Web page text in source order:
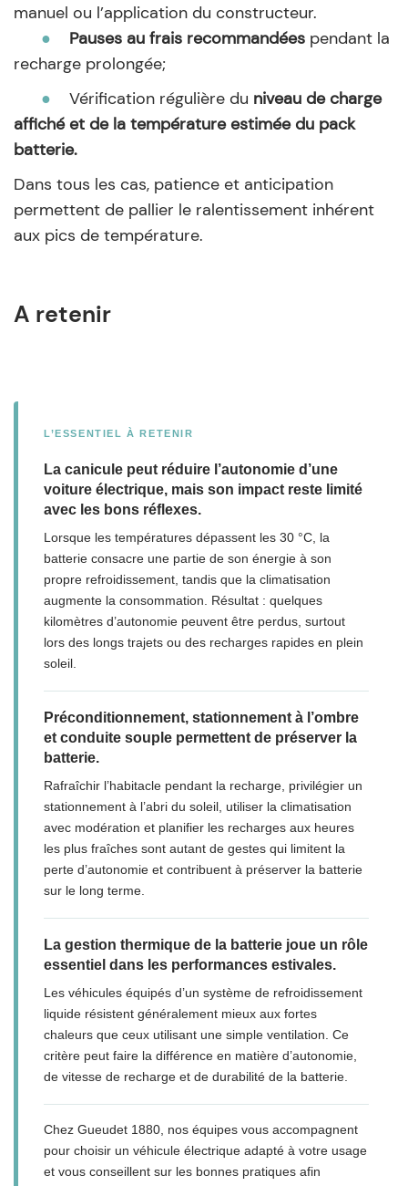
manuel ou l’application du constructeur.
●
Pauses au frais recommandées pendant la
recharge prolongée;
●
Vérification régulière du niveau de charge
affiché et de la température estimée du pack
batterie.
Dans tous les cas, patience et anticipation
permettent de pallier le ralentissement inhérent
aux pics de température.
A retenir
L’ESSENTIEL À RETENIR
La canicule peut réduire l’autonomie d’une
voiture électrique, mais son impact reste limité
avec les bons réflexes.
Lorsque les températures dépassent les 30 °C, la
batterie consacre une partie de son énergie à son
propre refroidissement, tandis que la climatisation
augmente la consommation. Résultat : quelques
kilomètres d’autonomie peuvent être perdus, surtout
lors des longs trajets ou des recharges rapides en plein
soleil.
Préconditionnement, stationnement à l’ombre
et conduite souple permettent de préserver la
batterie.
Rafraîchir l’habitacle pendant la recharge, privilégier un
stationnement à l’abri du soleil, utiliser la climatisation
avec modération et planifier les recharges aux heures
les plus fraîches sont autant de gestes qui limitent la
perte d’autonomie et contribuent à préserver la batterie
sur le long terme.
La gestion thermique de la batterie joue un rôle
essentiel dans les performances estivales.
Les véhicules équipés d’un système de refroidissement
liquide résistent généralement mieux aux fortes
chaleurs que ceux utilisant une simple ventilation. Ce
critère peut faire la différence en matière d’autonomie,
de vitesse de recharge et de durabilité de la batterie.
Chez Gueudet 1880, nos équipes vous accompagnent
pour choisir un véhicule électrique adapté à votre usage
et vous conseillent sur les bonnes pratiques afin